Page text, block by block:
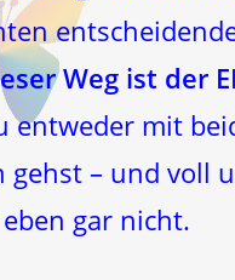
Weg ist der
entweder mit
gehst – und voll
gar nicht.